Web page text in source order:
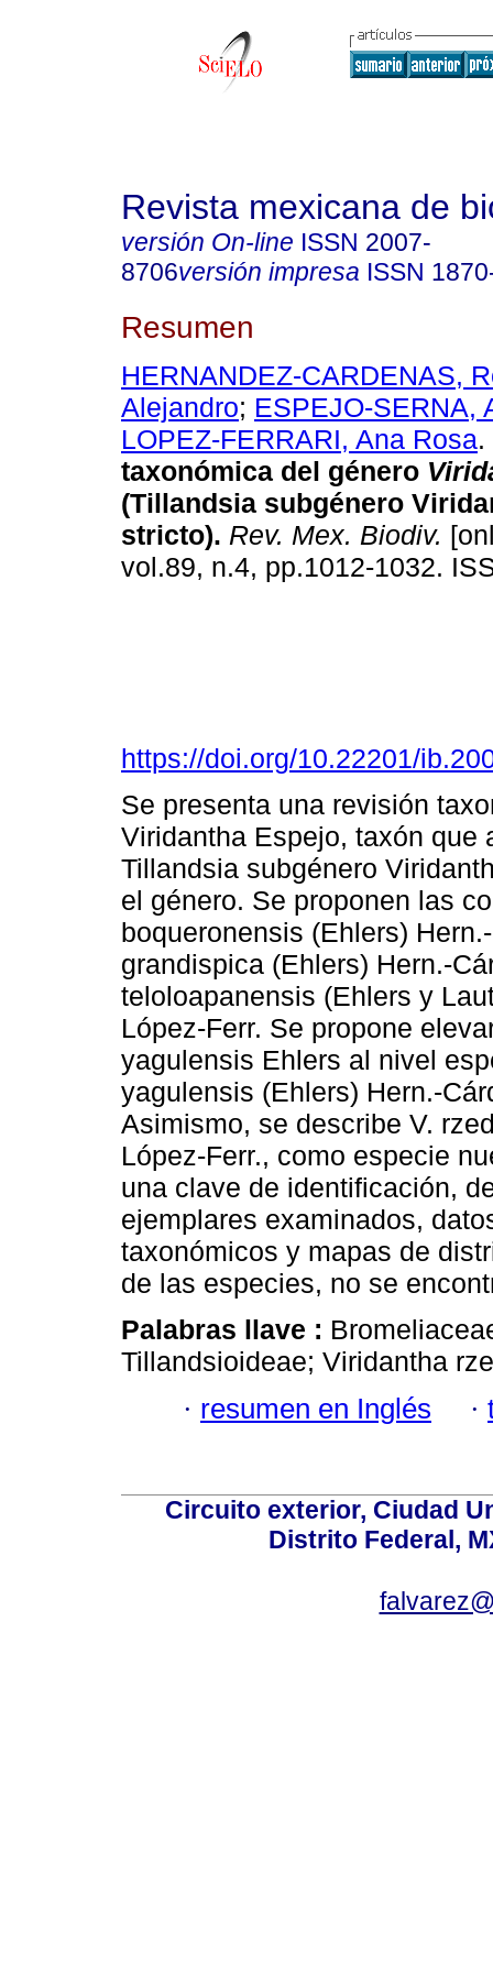
Revista mexicana de
versión On-line ISSN 2007-
8706versión impresa ISSN
Resumen
HERNANDEZ-CARDENAS,
Alejandro; ESPEJO-SERNA,
LOPEZ-FERRARI, Ana Rosa.
taxonómica del género
(Tillandsia subgénero
stricto). Rev. Mex. Biodiv.
vol.89, n.4, pp.1012-1032.
https://doi.org/10.22201/
Se presenta una revisión
Viridantha Espejo, taxón que
Tillandsia subgénero
el género. Se proponen las
boqueronensis (Ehlers)
grandispica (Ehlers) Hern.-
teloloapanensis (Ehlers y
López-Ferr. Se propone
yagulensis Ehlers al nivel
yagulensis (Ehlers) Hern.-
Asimismo, se describe V.
López-Ferr., como especie
una clave de identificación,
ejemplares examinados,
taxonómicos y mapas de
de las especies, no se
Palabras llave :
Tillandsioideae; Viridantha
· resumen en Inglés ·
Circuito exterior, Ciudad
Distrito Federal,